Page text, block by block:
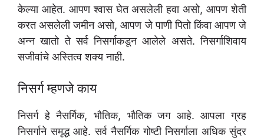
केल्या आहेत. आपण श्वास घेत असलेली हवा असो, आपण शेती
करत असलेली जमीन असो, आपण जे पाणी पितो किंवा आपण जे
अन्न खातो ते सर्व निसर्गाकडून आलेले असते. निसर्गाशिवाय
सजीवांचे अस्तित्व शक्य नाही.
निसर्ग म्हणजे काय
निसर्ग हे नैसर्गिक, भौतिक, भौतिक जग आहे. आपला ग्रह
निसर्गाने समृद्ध आहे. सर्व नैसर्गिक गोष्टी निसर्गाला अधिक सुंदर